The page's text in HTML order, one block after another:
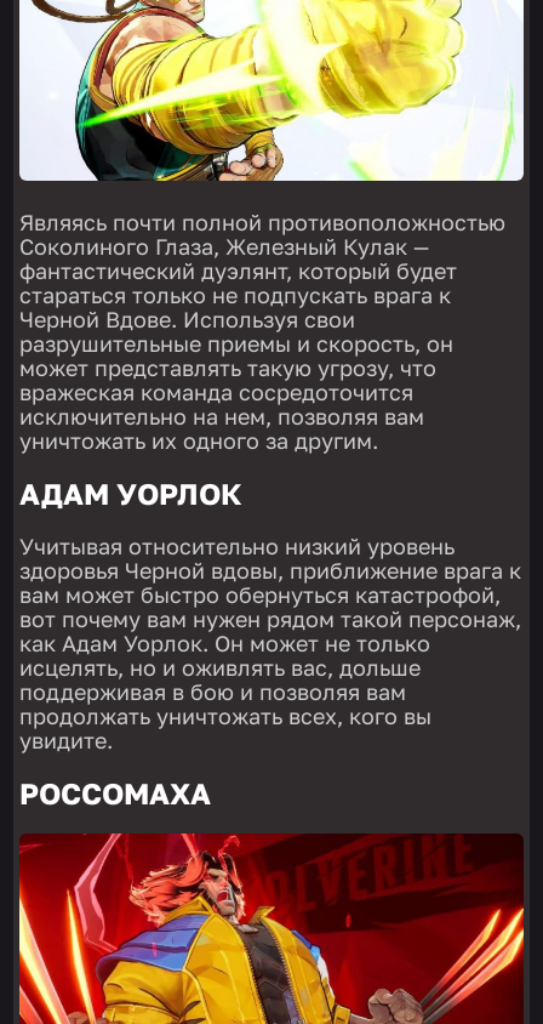
Являясь почти полной противоположностью
Соколиного Глаза, Железный Кулак —
фантастический дуэлянт, который будет
стараться только не подпускать врага к
Черной Вдове. Используя свои
разрушительные приемы и скорость, он
может представлять такую угрозу, что
вражеская команда сосредоточится
исключительно на нем, позволяя вам
уничтожать их одного за другим.
АДАМ УОРЛОК
Учитывая относительно низкий уровень
здоровья Черной вдовы, приближение врага к
вам может быстро обернуться катастрофой,
вот почему вам нужен рядом такой персонаж,
как Адам Уорлок. Он может не только
исцелять, но и оживлять вас, дольше
поддерживая в бою и позволяя вам
продолжать уничтожать всех, кого вы
увидите.
РОССОМАХА